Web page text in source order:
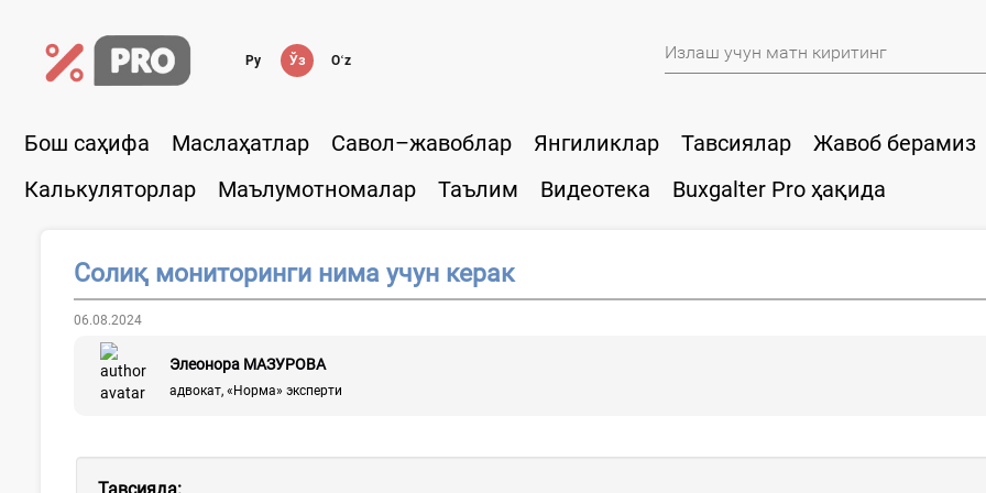
Ру Ўз Oʻz
Бош саҳифа Маслаҳатлар Савол–жавоблар Янгиликлар Тавсиялар
Жавоб берамиз
Калькуляторлар
Маълумотномалар Таълим Видеотека Buxgalter Pro ҳақида
Солиқ мониторинги нима учун керак
06.08.2024
Элеонора МАЗУРОВА
адвокат, «Норма» эксперти
Тавсияда: